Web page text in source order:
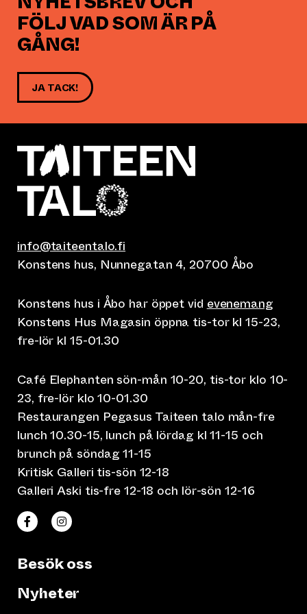
FÖLJ VAD SOM ÄR PÅ
GÅNG!
JA TACK!
info@taiteentalo.fi
Konstens hus, Nunnegatan 4, 20700 Åbo
Konstens hus i Åbo har öppet videvenemang
Konstens Hus Magasin öppna tis-tor kl 15-23,
fre-lör kl 15-01.30
Café Elephanten sön-mån 10-20, tis-tor klo 10-
23, fre-lör klo 10-01.30
Restaurangen Pegasus Taiteen talo mån-fre
lunch 10.30-15, lunch på lördag kl 11-15 och
brunch på söndag 11-15
Kritisk Galleri tis-sön 12-18
Galleri Aski tis-fre 12-18 och lör-sön 12-16
Taiteen talo Facebookissa
(leder till annan webbtjänst)
Taiteen talo Instagramissa
(leder till annan webbtjänst)
Besök oss
Nyheter